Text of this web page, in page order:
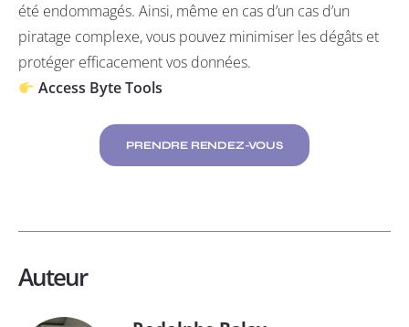
été endommagés. Ainsi, même en cas d’un cas d’un
piratage complexe, vous pouvez minimiser les dégâts et
protéger efficacement vos données.
Access Byte Tools
PRENDRE RENDEZ-VOUS
Auteur